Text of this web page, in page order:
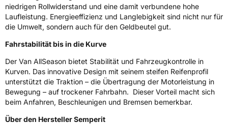
EU Label
EffizienzC
NasshaftungA
Rollgeräusch (Klasse)B
niedrigen Rollwiderstand und eine damit verbundene hohe
Laufleistung. Energieeffizienz und Langlebigkeit sind nicht nur für
die Umwelt, sondern auch für den Geldbeutel gut.
Fahrstabilität bis in die Kurve
Der Van AllSeason bietet Stabilität und Fahrzeugkontrolle in
Kurven. Das innovative Design mit seinem steifen Reifenprofil
unterstützt die Traktion – die Übertragung der Motorleistung in
Bewegung – auf trockener Fahrbahn. Dieser Vorteil macht sich
beim Anfahren, Beschleunigen und Bremsen bemerkbar.
Über den Hersteller Semperit